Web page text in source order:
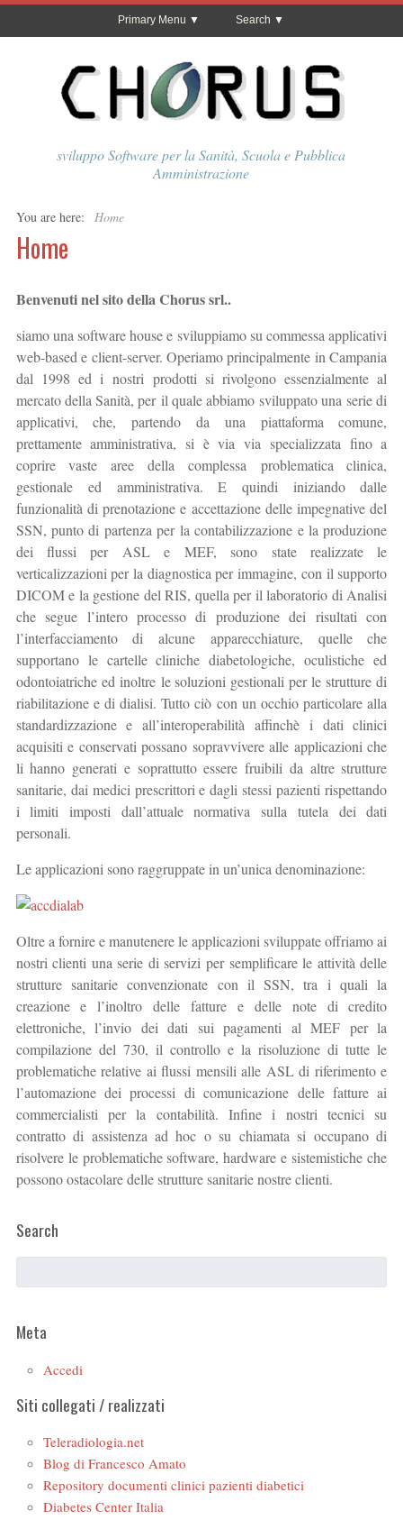
Primary Menu Search
sviluppo Software per la Sanità, Scuola e Pubblica
Amministrazione
You are here: Home
Home
Benvenuti nel sito della Chorus srl..
siamo una software house e sviluppiamo su commessa applicativi
web-based e client-server. Operiamo principalmente in Campania
dal 1998 ed i nostri prodotti si rivolgono essenzialmente al
mercato della Sanità, per il quale abbiamo sviluppato una serie di
applicativi, che, partendo da una piattaforma comune,
prettamente amministrativa, si è via via specializzata fino a
coprire vaste aree della complessa problematica clinica,
gestionale ed amministrativa. E quindi iniziando dalle
funzionalità di prenotazione e accettazione delle impegnative del
SSN, punto di partenza per la contabilizzazione e la produzione
dei flussi per ASL e MEF, sono state realizzate le
verticalizzazioni per la diagnostica per immagine, con il supporto
DICOM e la gestione del RIS, quella per il laboratorio di Analisi
che segue l’intero processo di produzione dei risultati con
l’interfacciamento di alcune apparecchiature, quelle che
supportano le cartelle cliniche diabetologiche, oculistiche ed
odontoiatriche ed inoltre le soluzioni gestionali per le strutture di
riabilitazione e di dialisi. Tutto ciò con un occhio particolare alla
standardizzazione e all’interoperabilità affinchè i dati clinici
acquisiti e conservati possano sopravvivere alle applicazioni che
li hanno generati e soprattutto essere fruibili da altre strutture
sanitarie, dai medici prescrittori e dagli stessi pazienti rispettando
i limiti imposti dall’attuale normativa sulla tutela dei dati
personali.
Le applicazioni sono raggruppate in un’unica denominazione:
Oltre a fornire e manutenere le applicazioni sviluppate offriamo ai
nostri clienti una serie di servizi per semplificare le attività delle
strutture sanitarie convenzionate con il SSN, tra i quali la
creazione e l’inoltro delle fatture e delle note di credito
elettroniche, l’invio dei dati sui pagamenti al MEF per la
compilazione del 730, il controllo e la risoluzione di tutte le
problematiche relative ai flussi mensili alle ASL di riferimento e
l’automazione dei processi di comunicazione delle fatture ai
commercialisti per la contabilità. Infine i nostri tecnici su
contratto di assistenza ad hoc o su chiamata si occupano di
risolvere le problematiche software, hardware e sistemistiche che
possono ostacolare delle strutture sanitarie nostre clienti.
Search
Meta
Accedi
Siti collegati / realizzati
Teleradiologia.net
Blog di Francesco Amato
Repository documenti clinici pazienti diabetici
Diabetes Center Italia